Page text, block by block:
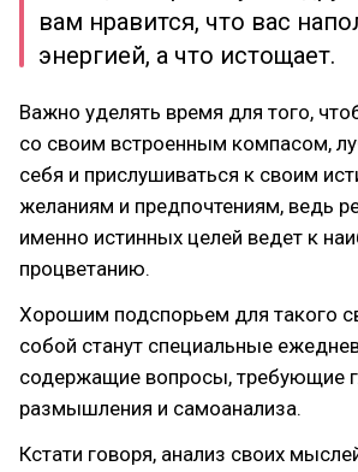
вам нравится, что вас
энергией, а что истощает.
Важно уделять время для того,
со своим встроенным компасом,
себя и прислушиваться к своим
желаниям и предпочтениям, ведь
именно истинных целей ведет к
процветанию.
Хорошим подспорьем для такого
собой станут специальные
содержащие вопросы, требующие
размышления и самоанализа.
Кстати говоря, анализ своих